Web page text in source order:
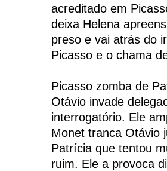
acreditado em
deixa Helena
preso e vai atrás do
Picasso e o chama
Picasso zomba de
Otávio invade
interrogatório. Ele
Monet tranca Otávio
Patrícia que tentou
ruim. Ele a provoca